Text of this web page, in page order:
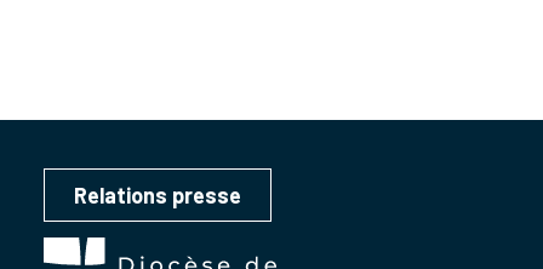
Relations presse